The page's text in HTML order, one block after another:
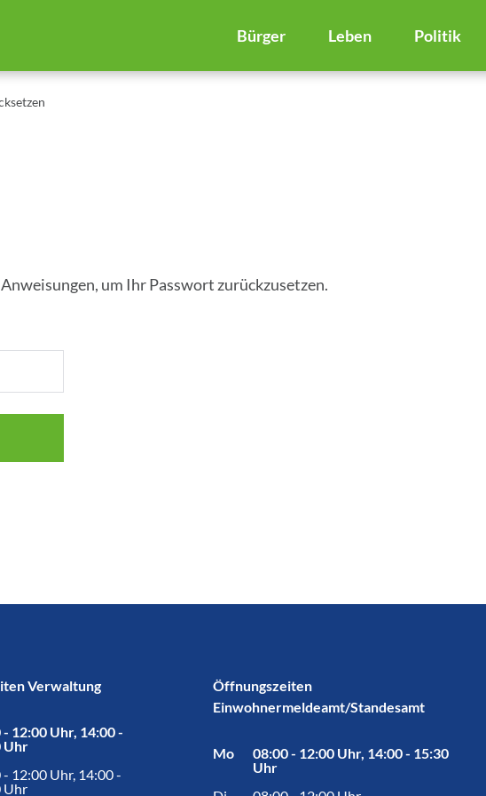
Bürger Leben Politik
um Ihr Passwort zurückzusetzen.
Verwaltung
- 12:00 Uhr, 14:00 -
Uhr
- 12:00 Uhr, 14:00 -
Uhr
Öffnungszeiten
Einwohnermeldeamt/Standesamt
Mo
08:00 - 12:00 Uhr, 14:00 - 15:30
Uhr